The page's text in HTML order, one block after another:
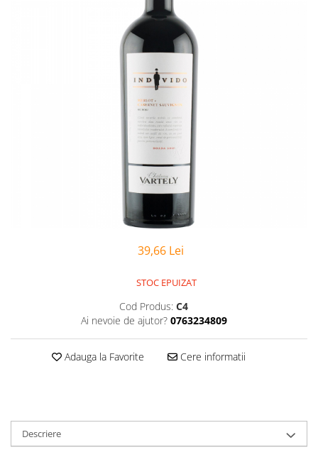
39,66 Lei
STOC EPUIZAT
Cod Produs: C4
Ai nevoie de ajutor? 0763234809
Adauga la Favorite Cere informatii
Descriere